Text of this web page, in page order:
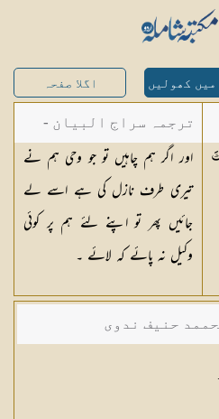
میں کھولیں اگلا صفحہ
ترجمہ سراج البیان -
مستفاد از ترجمتین
شاہ عبدالقادر دھلوی/
شاہ رفیع الدین دھلوی
اور اگر ہم چاہیں تو جو وحی ہم نے
تیری طرف نازل کی ہے اسے لے
جائیں پھر تو اپنے لئے ہم پر کوئی
وکیل نہ پائے کہ لائے ۔
حنیف ندوی